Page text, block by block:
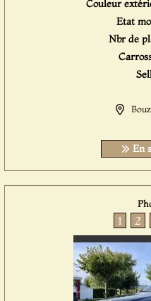
Couleur
Etat
Nbr de
En
1 2